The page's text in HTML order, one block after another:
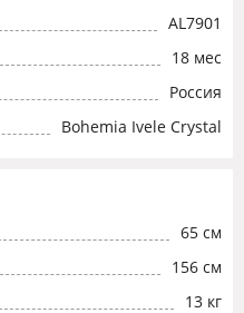
AL7901
18 мес
Россия
Bohemia Ivele Crystal
65 см
156 см
13 кг